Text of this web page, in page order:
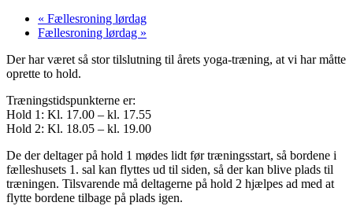
« Fællesroning lørdag
Fællesroning lørdag »
Der har været så stor tilslutning til årets yoga-træning, at vi har måtte
oprette to hold.
Træningstidspunkterne er:
Hold 1: Kl. 17.00 – kl. 17.55
Hold 2: Kl. 18.05 – kl. 19.00
De der deltager på hold 1 mødes lidt før træningsstart, så bordene i
fælleshusets 1. sal kan flyttes ud til siden, så der kan blive plads til
træningen. Tilsvarende må deltagerne på hold 2 hjælpes ad med at
flytte bordene tilbage på plads igen.